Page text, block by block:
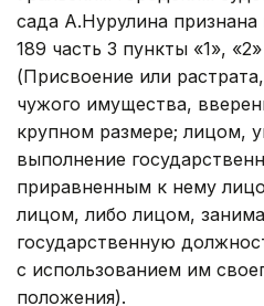
сада А.Нурулина
189 часть 3 пункты «1»,
(Присвоение или
чужого имущества,
крупном размере; лицом,
выполнение
приравненным к нему
лицом, либо лицом,
государственную
с использованием им
положения).